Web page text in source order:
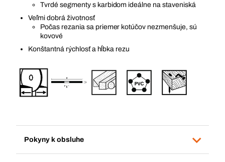
Tvrdé segmenty s karbidom ideálne na staveniská
Veľmi dobrá životnosť
Počas rezania sa priemer kotúčov nezmenšuje, sú
kovové
Konštantná rýchlosť a hĺbka rezu
Pokyny k obsluhe